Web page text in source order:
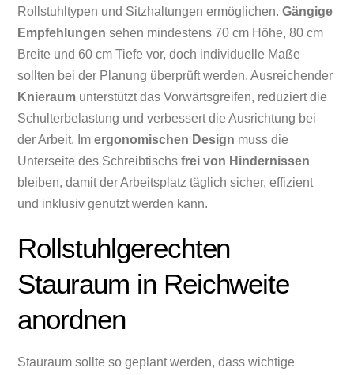
Rollstuhltypen und Sitzhaltungen ermöglichen.Gängige
Empfehlungen sehen mindestens 70 cm Höhe, 80 cm
Breite und 60 cm Tiefe vor, doch individuelle Maße
sollten bei der Planung überprüft werden. Ausreichender
Knieraum unterstützt das Vorwärtsgreifen, reduziert die
Schulterbelastung und verbessert die Ausrichtung bei
der Arbeit. Imergonomischen Design muss die
Unterseite des Schreibtischsfrei von Hindernissen
bleiben, damit der Arbeitsplatz täglich sicher, effizient
und inklusiv genutzt werden kann.
Rollstuhlgerechten
Stauraum in Reichweite
anordnen
Stauraum sollte so geplant werden, dass wichtige